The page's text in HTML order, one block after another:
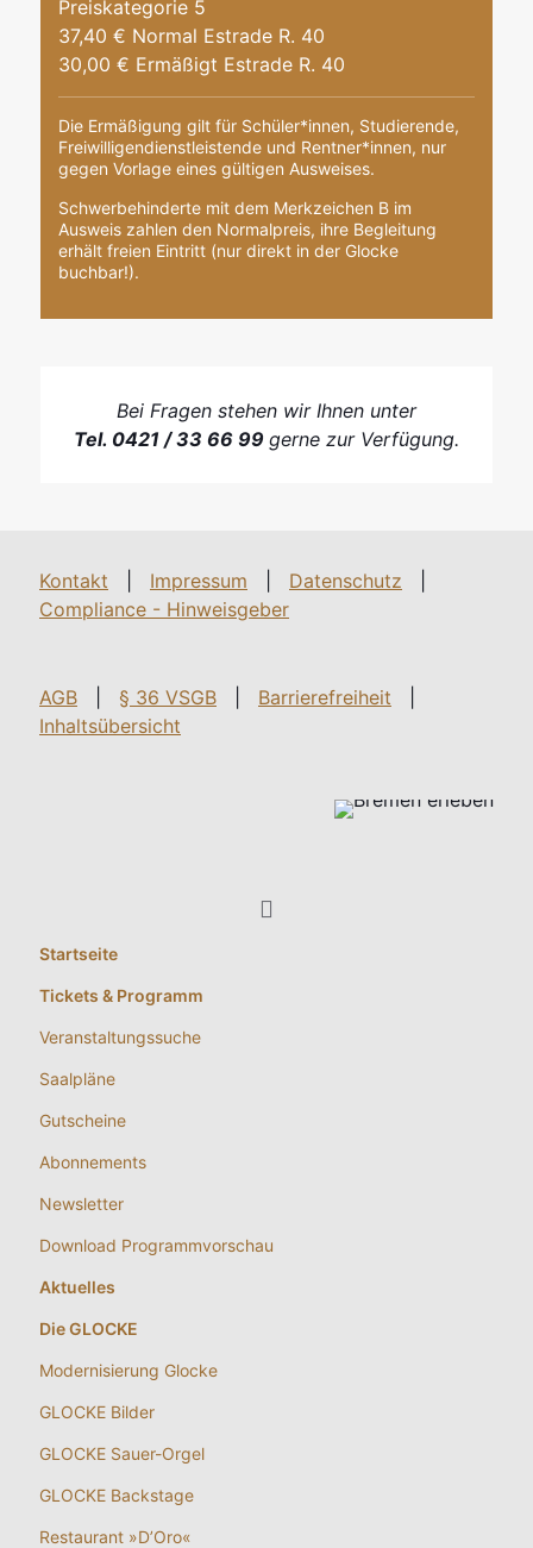
Preiskategorie 5
37,40 € Normal Estrade R. 40
30,00 € Ermäßigt Estrade R. 40
Die Ermäßigung gilt für Schüler*innen, Studierende,
Freiwilligendienstleistende und Rentner*innen, nur
gegen Vorlage eines gültigen Ausweises.
Schwerbehinderte mit dem Merkzeichen B im
Ausweis zahlen den Normalpreis, ihre Begleitung
erhält freien Eintritt (nur direkt in der Glocke
buchbar!).
Bei Fragen stehen wir Ihnen unter
Tel. 0421 / 33 66 99 gerne zur Verfügung.
Kontakt Impressum Datenschutz
Compliance - Hinweisgeber
AGB § 36 VSGB Barrierefreiheit
Inhaltsübersicht
Startseite
Tickets & Programm
Veranstaltungssuche
Saalpläne
Gutscheine
Abonnements
Newsletter
Download Programmvorschau
Aktuelles
Die GLOCKE
Modernisierung Glocke
GLOCKE Bilder
GLOCKE Sauer-Orgel
GLOCKE Backstage
Restaurant »D’Oro«